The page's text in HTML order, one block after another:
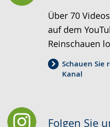
Über 70
auf dem
Reinschauen
Schauen Sie
Kanal
Folgen Sie